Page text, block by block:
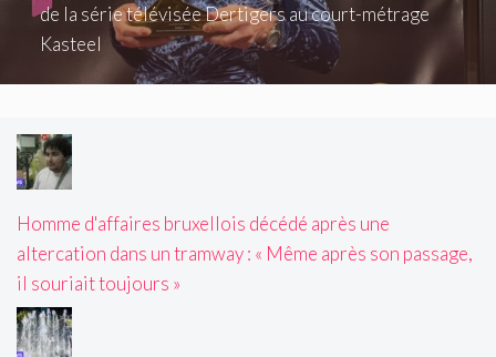
de la série télévisée Dertigers au court-métrage
Kasteel
Homme d'affaires bruxellois décédé après une
altercation dans un tramway : « Même après son passage,
il souriait toujours »